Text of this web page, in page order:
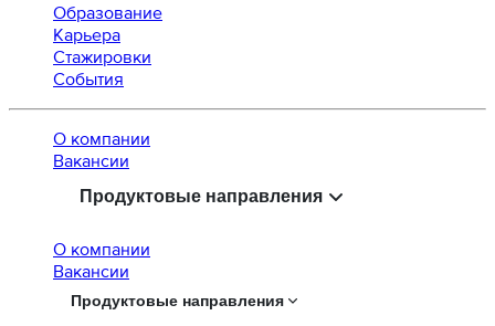
Образование
Карьера
Стажировки
События
О компании
Вaкансии
Продуктовые направления
О компании
Вaкансии
Продуктовые направления